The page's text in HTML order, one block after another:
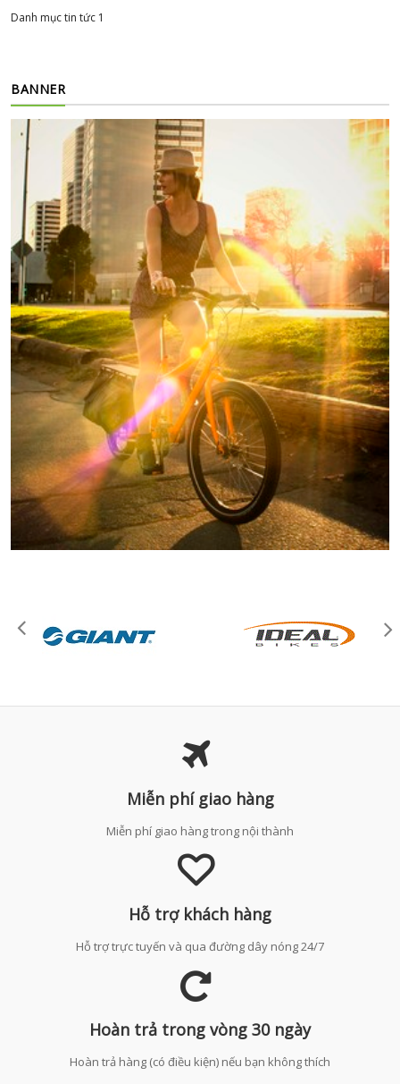
Danh mục tin tức 1
BANNER
Miễn phí giao hàng
Miễn phí giao hàng trong nội thành
Hỗ trợ khách hàng
Hỗ trợ trực tuyến và qua đường dây nóng 24/7
Hoàn trả trong vòng 30 ngày
Hoàn trả hàng (có điều kiện) nếu bạn không thích